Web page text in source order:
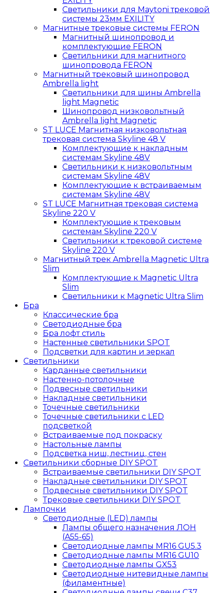
Светильники для Maytoni трековой
системы 23мм EXILITY
Магнитные трековые системы FERON
Магнитный шинопровод и
комплектующие FERON
Светильники для магнитного
шинопровода FERON
Магнитный трековый шинопровод
Ambrella light
Светильники для шины Ambrella
light Magnetic
Шинопровод низковольтный
Ambrella light Magnetic
ST LUCE Магнитная низковольтная
трековая система Skyline 48 V
Комплектующие к накладным
системам Skyline 48V
Светильники к низковольтным
системам Skyline 48V
Комплектующие к встраиваемым
системам Skyline 48V
ST LUCE Магнитная трековая система
Skyline 220 V
Комплектующие к трековым
системам Skyline 220 V
Светильники к трековой системе
Skyline 220 V
Магнитный трек Ambrella Magnetic Ultra
Slim
Комплектующие к Magnetic Ultra
Slim
Светильники к Magnetic Ultra Slim
Бра
Классические бра
Светодиодные бра
Бра лофт стиль
Настенные светильники SPOT
Подсветки для картин и зеркал
Светильники
Карданные светильники
Настенно-потолочные
Подвесные светильники
Накладные светильники
Точечные светильники
Точечные светильники с LED
подсветкой
Встраиваемые под покраску
Настольные лампы
Подсветка ниш, лестниц, стен
Светильники сборные DIY SPOT
Встраиваемые светильники DIY SPOT
Накладные светильники DIY SPOT
Подвесные светильники DIY SPOT
Трековые светильники DIY SPOT
Лампочки
Светодиодные (LED) лампы
Лампы общего назначения ЛОН
(A55-65)
Светодиодные лампы MR16 GU5.3
Светодиодные лампы MR16 GU10
Светодиодные лампы GX53
Светодиодные нитевидные лампы
(филаментные)